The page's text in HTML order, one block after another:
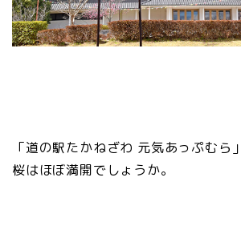
「道の駅たかねざわ 元気あっぷむら
桜はほぼ満開でしょうか。